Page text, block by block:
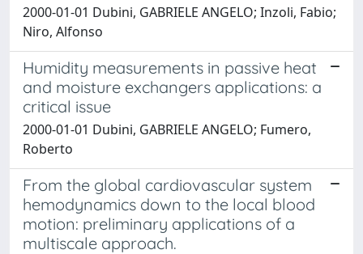
2000-01-01 Dubini, GABRIELE ANGELO; Inzoli, Fabio;
Niro, Alfonso
Humidity measurements in passive heat
and moisture exchangers applications: a
critical issue
2000-01-01 Dubini, GABRIELE ANGELO; Fumero,
Roberto
From the global cardiovascular system
hemodynamics down to the local blood
motion: preliminary applications of a
multiscale approach.